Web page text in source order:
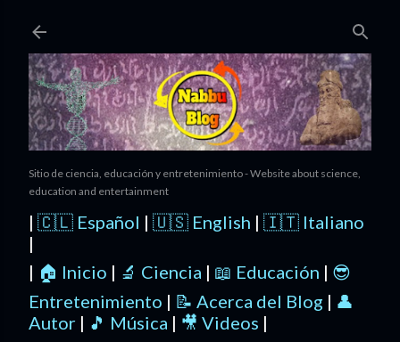
Sitio de ciencia, educación y entretenimiento - Website about science,
education and entertainment
| 🇨🇱 Español | 🇺🇸 English | 🇮🇹 Italiano
|
| 🏠 Inicio | 🔬 Ciencia | 📖 Educación | 😎
Entretenimiento | 📝 Acerca del Blog | 👤
Autor | 🎵 Música | 🎥 Videos |